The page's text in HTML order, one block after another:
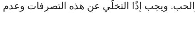
ويجب إذًا التخلّي عن هذه التصرفات وعدم